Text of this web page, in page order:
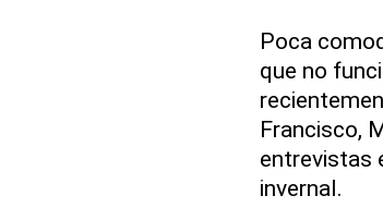
Poca
que no
Francisco,
entrevistas
invernal.